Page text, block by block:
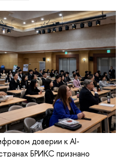
доверии к AI-
БРИКС признано